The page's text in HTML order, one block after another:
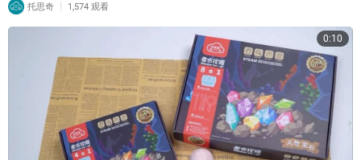
托思奇 | 1,574 观看
0:10